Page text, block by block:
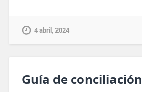
4 abril, 2024
Guía de conciliación